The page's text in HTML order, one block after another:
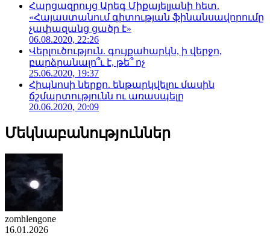
Հարցազրույց Արեգ Միքայելյանի հետ.
«Հայաստանում գիտության ֆինանսավորումը
չափազանց ցածր է»
06.08.2020, 22:26
Վերլուծություն. գույքահարկն, ի վերջո,
բարձրանալո՞ւ է, թե՞ ոչ
25.06.2020, 19:37
Հիպնոսի ներքո. ենթարկվելու մասին
ճշմարտությունն ու առասպելը
20.06.2020, 20:09
Մեկնաբանություններ
zomhlengone
16.01.2026